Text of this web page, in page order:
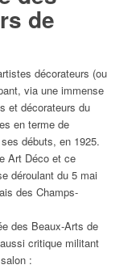
de
décorateurs (ou
via une immense
et décorateurs du
en terme de
débuts, en 1925.
Art Déco et ce
déroulant du 5 mai
des Champs-
des Beaux-Arts de
critique militant
: